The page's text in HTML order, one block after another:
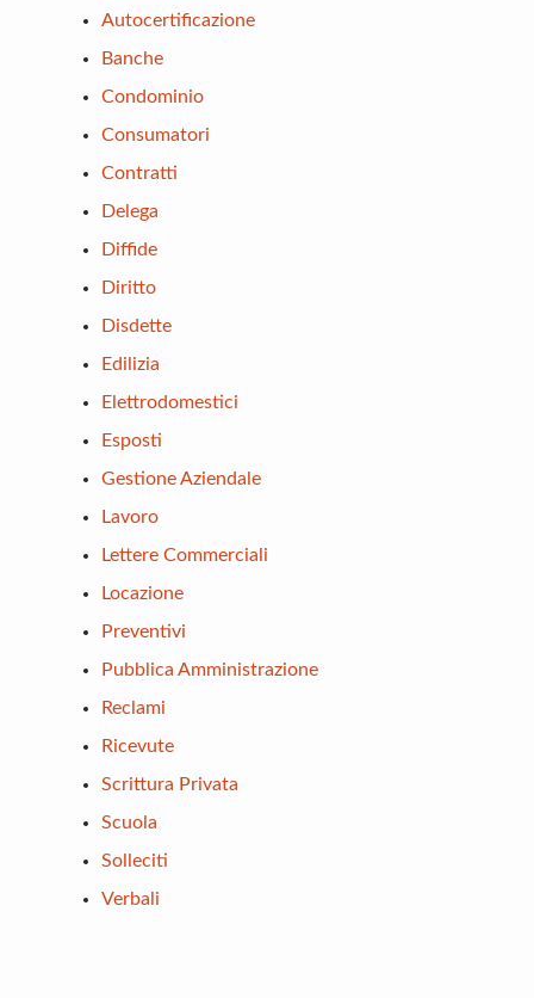
Autocertificazione
Banche
Condominio
Consumatori
Contratti
Delega
Diffide
Diritto
Disdette
Edilizia
Elettrodomestici
Esposti
Gestione Aziendale
Lavoro
Lettere Commerciali
Locazione
Preventivi
Pubblica Amministrazione
Reclami
Ricevute
Scrittura Privata
Scuola
Solleciti
Verbali